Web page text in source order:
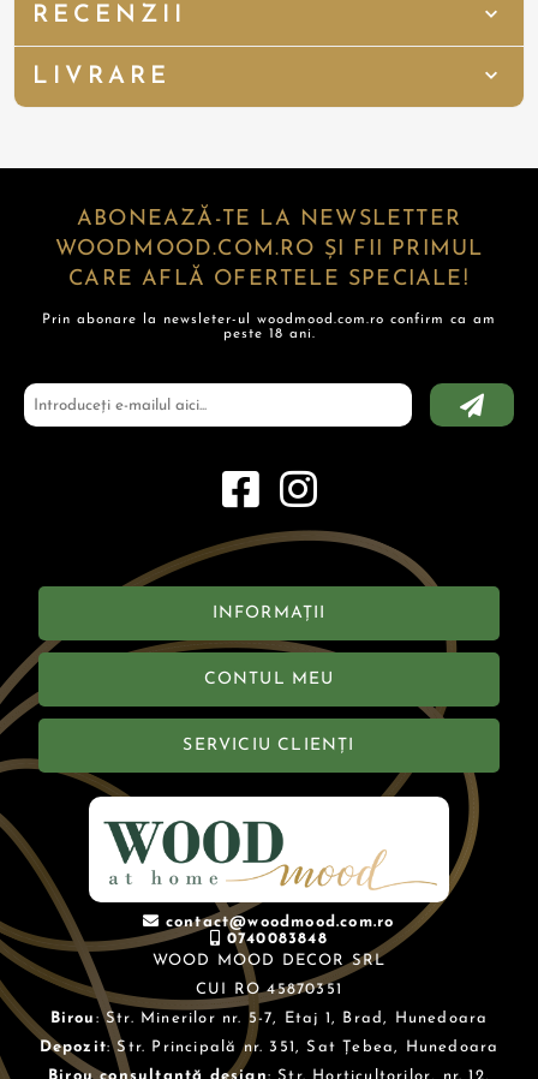
RECENZII
LIVRARE
ABONEAZĂ-TE LA NEWSLETTER
WOODMOOD.COM.RO ȘI FII PRIMUL
CARE AFLĂ OFERTELE SPECIALE!
Prin abonare la newsleter-ul woodmood.com.ro confirm ca am
peste 18 ani.
INFORMAȚII
CONTUL MEU
SERVICIU CLIENȚI
contact@woodmood.com.ro
0740083848
WOOD MOOD DECOR SRL
CUI RO 45870351
Birou : Str. Minerilor nr. 5-7, Etaj 1, Brad, Hunedoara
Depozit: Str. Principală nr. 351, Sat Țebea, Hunedoara
Birou consultanță design: Str. Horticultorilor, nr. 12,